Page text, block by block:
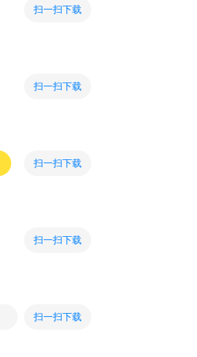
扫一扫下载
扫一扫下载
扫一扫下载
扫一扫下载
扫一扫下载